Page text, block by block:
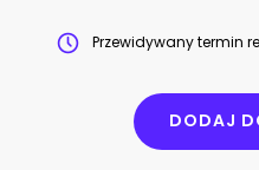
Przewidywany termin
DODAJ